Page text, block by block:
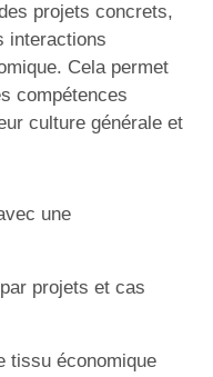
projets concrets,
interactions
Cela permet
compétences
culture générale et
une
projets et cas
tissu économique